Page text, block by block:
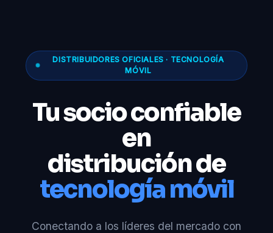
DISTRIBUIDORES OFICIALES · TECNOLOGÍA
MÓVIL
Tu socio confiable
en
distribución de
tecnología móvil
Conectando a los líderes del mercado con